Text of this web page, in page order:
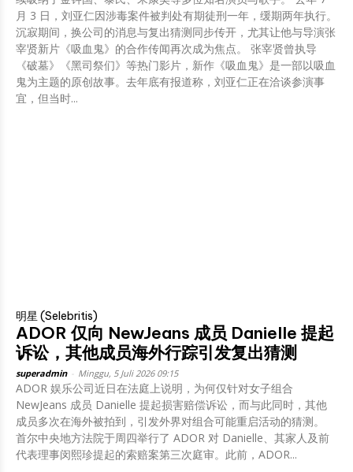
月 3 日，刘亚仁因涉毒案件被判处有期徒刑一年，缓期两年执行。
沉寂期间，换公司的消息与复出猜测同步传开，尤其让他与导演张
宰贤新片《吸血鬼》的合作传闻再次成为焦点。 张宰贤曾执导
《破墓》《黑司祭们》等热门影片，新作《吸血鬼》是一部以吸血
鬼为主题的原创故事。去年底有报道称，刘亚仁正在洽谈参演事
宜，但当时...
明星 (Selebritis)
ADOR 仅向 NewJeans 成员 Danielle 提起
诉讼，其他成员海外行踪引发复出猜测
superadmin Minggu, 5 Juli 2026 09:15
ADOR 娱乐公司近日在法庭上说明，为何仅针对女子组合
NewJeans 成员 Danielle 提起损害赔偿诉讼，而与此同时，其他
成员多次在海外被拍到，引发外界对组合可能重启活动的猜测。
首尔中央地方法院于周四举行了 ADOR 对 Danielle、其家人及前
代表理事闵熙珍提起的索赔案第三次庭审。此前，ADOR...